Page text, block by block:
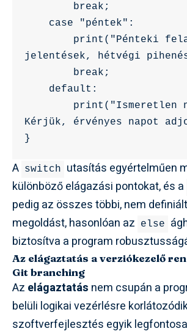
jelentések, hétvégi
Kérjük, érvényes napot
A switch
utasítás egyértelműen
különböző elágazási pontokat, és a
pedig az összes többi, nem
megoldást, hasonlóan az
else
biztosítva a program
Az elágaztatás a verziókezelő
Git branching
Az elágaztatás nem csupán a
belüli logikai vezérlésre
szoftverfejlesztés egyik